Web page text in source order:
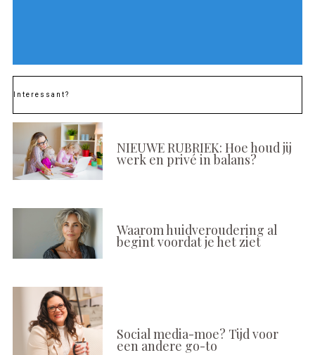
Interessant?
NIEUWE RUBRIEK: Hoe houd jij
werk en privé in balans?
Waarom huidveroudering al
begint voordat je het ziet
Social media-moe? Tijd voor
een andere go-to